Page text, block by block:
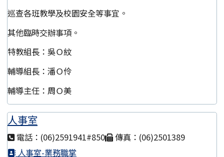
巡查各班教學及校園安全等事宜。
其他臨時交辦事項。
特教組長：吳Ｏ紋
輔導組長：潘Ｏ伶
輔導主任：周Ｏ美
人事室
電話：(06)2591941#850
傳真：(06)2501389
人事室-業務職掌